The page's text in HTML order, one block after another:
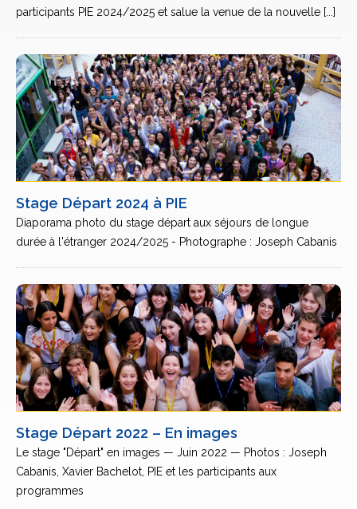
participants PIE 2024/2025 et salue la venue de la nouvelle [...]
Stage Départ 2024 à PIE
Diaporama photo du stage départ aux séjours de longue
durée à l'étranger 2024/2025 - Photographe : Joseph Cabanis
Stage Départ 2022 – En images
Le stage "Départ" en images — Juin 2022 — Photos : Joseph
Cabanis, Xavier Bachelot, PIE et les participants aux
programmes